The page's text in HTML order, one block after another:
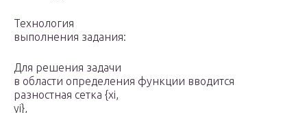
Технология
выполнения задания:
Для решения задачи
в области определения функции вводится
разностная сетка {хi,
yi},